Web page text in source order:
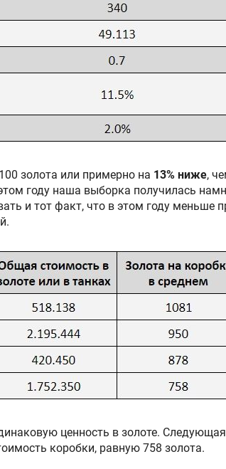
золота или примерно на 13% ниже,
году наша выборка получилась
и тот факт, что в этом году меньше
ценность в золоте.
коробки, равную 758 золота.